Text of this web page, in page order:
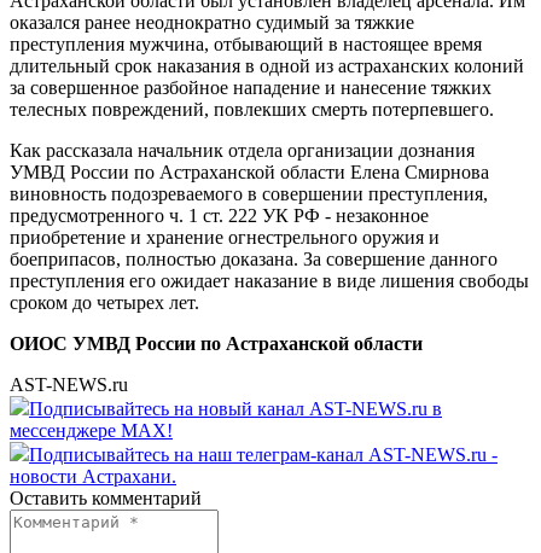
оказался ранее неоднократно судимый за тяжкие
преступления мужчина, отбывающий в настоящее время
длительный срок наказания в одной из астраханских колоний
за совершенное разбойное нападение и нанесение тяжких
телесных повреждений, повлекших смерть потерпевшего.
Как рассказала начальник отдела организации дознания
УМВД России по Астраханской области Елена Смирнова
виновность подозреваемого в совершении преступления,
предусмотренного ч. 1 ст. 222 УК РФ - незаконное
приобретение и хранение огнестрельного оружия и
боеприпасов, полностью доказана. За совершение данного
преступления его ожидает наказание в виде лишения свободы
сроком до четырех лет.
ОИОС УМВД России по Астраханской области
AST-NEWS.ru
Подписывайтесь на новый канал AST-NEWS.ru в
мессенджере MAX!
Подписывайтесь на наш телеграм-канал AST-NEWS.ru -
новости Астрахани.
Оставить комментарий